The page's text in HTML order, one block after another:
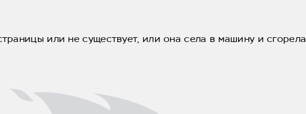
страницы или не существует, или она села в машину и сгорела